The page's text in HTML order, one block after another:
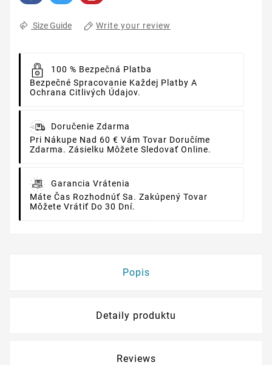
Size Guide Write your review
100 % Bezpečná Platba
Bezpečné Spracovanie Každej Platby A
Ochrana Citlivých Údajov.
Doručenie Zdarma
Pri Nákupe Nad 60 € Vám Tovar Doručíme
Zdarma. Zásielku Môžete Sledovať Online.
Garancia Vrátenia
Máte Čas Rozhodnúť Sa. Zakúpený Tovar
Môžete Vrátiť Do 30 Dní.
Popis
Detaily produktu
Reviews